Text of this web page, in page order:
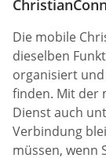
Die mobile
dieselben
organisiert
finden. Mit der
Dienst auch
Verbindung
müssen, wenn